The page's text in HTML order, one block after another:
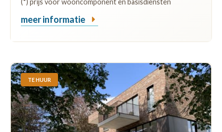
meer informatie
TE HUUR